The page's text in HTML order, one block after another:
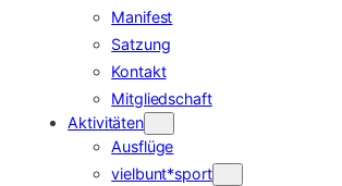
Manifest
Satzung
Kontakt
Mitgliedschaft
Aktivitäten
Ausflüge
vielbunt*sport